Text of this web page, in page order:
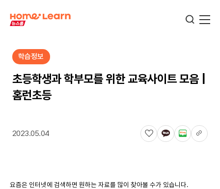
기업뉴스
서비스뉴스
교육정보
학습정보
초등학생과 학부모를 위한 교육사이트 모음 |
홈런초등
2023.05.04
요즘은 인터넷에 검색하면 원하는 자료를 많이 찾아볼 수가 있습니다.